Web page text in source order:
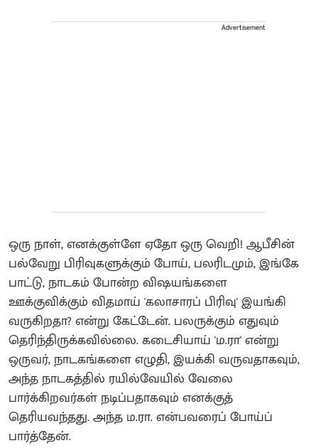
Advertisement
ஒரு நாள், எனக்குள்ளே ஏதோ ஒரு வெறி! ஆபீசின்
பல்வேறு பிரிவுகளுக்கும் போய், பலரிடமும், இங்கே
பாட்டு, நாடகம் போன்ற விஷயங்களை
ஊக்குவிக்கும் விதமாய் 'கலாசாரப் பிரிவு' இயங்கி
வருகிறதா? என்று கேட்டேன். பலருக்கும் எதுவும்
தெரிந்திருக்கவில்லை. கடைசியாய் 'ம.ரா' என்று
ஒருவர், நாடகங்களை எழுதி, இயக்கி வருவதாகவும்,
அந்த நாடகத்தில் ரயில்வேயில் வேலை
பார்க்கிறவர்கள் நடிப்பதாகவும் எனக்குத்
தெரியவந்தது. அந்த ம.ரா. என்பவரைப் போய்ப்
பார்த்தேன்.